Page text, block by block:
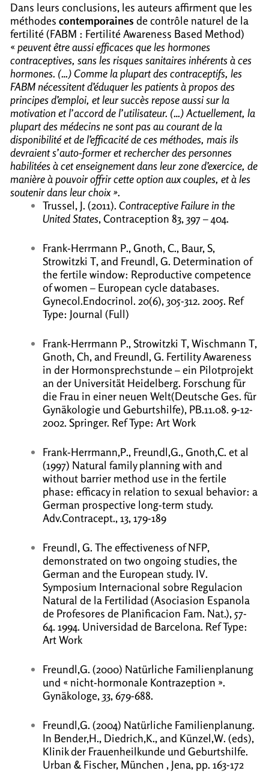
Dans leurs conclusions, les auteurs affirment que les
méthodescontemporaines de contrôle naturel de la
fertilité (FABM : Fertilité Awareness Based Method)
«peuvent être aussi efficaces que les hormones
contraceptives, sans les risques sanitaires inhérents à ces
hormones. (…) Comme la plupart des contraceptifs, les
FABM nécessitent d’éduquer les patients à propos des
principes d’emploi, et leur succès repose aussi sur la
motivation et l’accord de l’utilisateur. (…) Actuellement, la
plupart des médecins ne sont pas au courant de la
disponibilité et de l’efficacité de ces méthodes, mais ils
devraient s’auto-former et rechercher des personnes
habilitées à cet enseignement dans leur zone d’exercice, de
manière à pouvoir offrir cette option aux couples, et à les
soutenir dans leur choix ».
Trussel, J. (2011).Contraceptive Failure in the
United States, Contraception 83, 397 – 404.
Frank-Herrmann P., Gnoth, C., Baur, S,
Strowitzki T, and Freundl, G. Determination of
the fertile window: Reproductive competence
of women – European cycle databases.
Gynecol.Endocrinol. 20(6), 305-312. 2005. Ref
Type: Journal (Full)
Frank-Herrmann P., Strowitzki T, Wischmann T,
Gnoth, Ch, and Freundl, G. Fertility Awareness
in der Hormonsprechstunde – ein Pilotprojekt
an der Universität Heidelberg. Forschung für
die Frau in einer neuen Welt(Deutsche Ges. für
Gynäkologie und Geburtshilfe), PB.11.08. 9-12-
2002. Springer. Ref Type: Art Work
Frank-Herrmann,P., Freundl,G., Gnoth,C. et al
(1997) Natural family planning with and
without barrier method use in the fertile
phase: efficacy in relation to sexual behavior: a
German prospective long-term study.
Adv.Contracept., 13, 179-189
Freundl, G. The effectiveness of NFP,
demonstrated on two ongoing studies, the
German and the European study. IV.
Symposium Internacional sobre Regulacion
Natural de la Fertilidad (Asociasion Espanola
de Profesores de Planificacion Fam. Nat.), 57-
64. 1994. Universidad de Barcelona. Ref Type:
Art Work
Freundl,G. (2000) Natürliche Familienplanung
und « nicht-hormonale Kontrazeption ».
Gynäkologe, 33, 679-688.
Freundl,G. (2004) Natürliche Familienplanung.
In Bender,H., Diedrich,K., and Künzel,W. (eds),
Klinik der Frauenheilkunde und Geburtshilfe.
Urban & Fischer, München , Jena, pp. 163-172